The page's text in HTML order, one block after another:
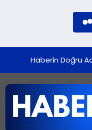
SPOR
TEKNOLOJI
Haberin Doğru